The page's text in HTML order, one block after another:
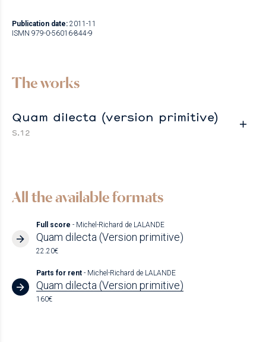
Publication date: 2011-11
ISMN 979-0-56016-844-9
The works
Quam dilecta (version primitive)
S.12
All the available formats
Full score - Michel-Richard de LALANDE
Quam dilecta (Version primitive)
22.20€
Parts for rent - Michel-Richard de LALANDE
Quam dilecta (Version primitive)
160€